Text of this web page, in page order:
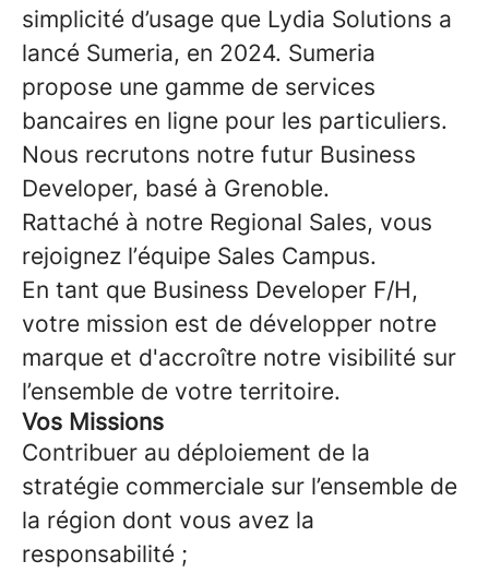
simplicité d’usage que Lydia Solutions a
lancé Sumeria, en 2024. Sumeria
propose une gamme de services
bancaires en ligne pour les particuliers.
Nous recrutons notre futur Business
Developer, basé à Grenoble.
Rattaché à notre Regional Sales, vous
rejoignez l’équipe Sales Campus.
En tant que Business Developer F/H,
votre mission est de développer notre
marque et d'accroître notre visibilité sur
l’ensemble de votre territoire.
Vos Missions
Contribuer au déploiement de la
stratégie commerciale sur l’ensemble de
la région dont vous avez la
responsabilité ;